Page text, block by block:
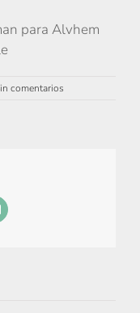
para Alvhem
comentarios